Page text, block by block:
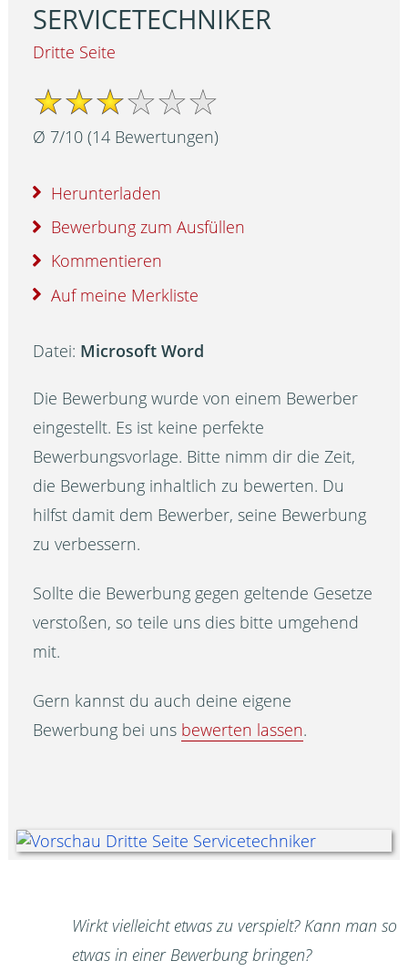
SERVICETECHNIKER
Dritte Seite
Ø 7/10 (14 Bewertungen)
Herunterladen
Bewerbung zum Ausfüllen
Kommentieren
Auf meine Merkliste
Datei: Microsoft Word
Die Bewerbung wurde von einem Bewerber
eingestellt. Es ist keine perfekte
Bewerbungsvorlage. Bitte nimm dir die Zeit,
die Bewerbung inhaltlich zu bewerten. Du
hilfst damit dem Bewerber, seine Bewerbung
zu verbessern.
Sollte die Bewerbung gegen geltende Gesetze
verstoßen, so teile uns dies bitte umgehend
mit.
Gern kannst du auch deine eigene
Bewerbung bei uns bewerten lassen.
Wirkt vielleicht etwas zu verspielt? Kann man so
etwas in einer Bewerbung bringen?